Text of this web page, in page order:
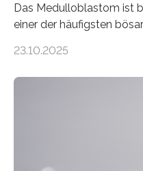
Das Medulloblastom ist
einer der häufigsten
Betroffenen können mit
Dringend benötigt
nur
Gewebe verschonen.
Hertie-Institut für
23.10.2025